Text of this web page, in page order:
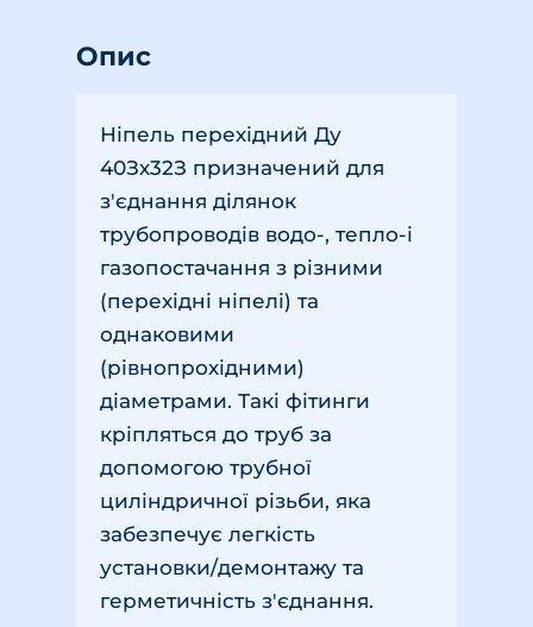
Опис
Ніпель перехідний Ду
40Зх32З призначений для
з'єднання ділянок
трубопроводів водо-, тепло-і
газопостачання з різними
(перехідні ніпелі) та
однаковими
(рівнопрохідними)
діаметрами. Такі фітинги
кріпляться до труб за
допомогою трубної
циліндричної різьби, яка
забезпечує легкість
установки/демонтажу та
герметичність з'єднання.